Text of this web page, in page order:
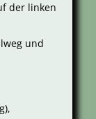
der linken
und